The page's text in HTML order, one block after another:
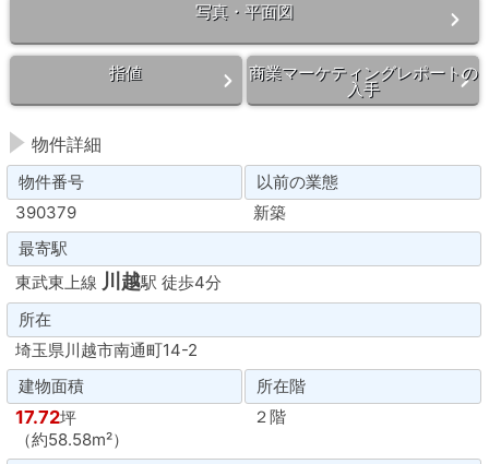
写真・平面図
指値 商業マーケティングレポートの
入手
物件詳細
物件番号
以前の業態
390379
新築
最寄駅
東武東上線 川越駅 徒歩4分
所在
埼玉県川越市南通町14-2
建物面積
所在階
17.72坪
（約58.58m²）
２階